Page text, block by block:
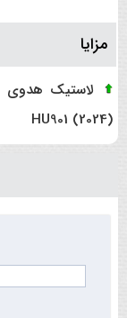
مزایا
HU901 (2024)